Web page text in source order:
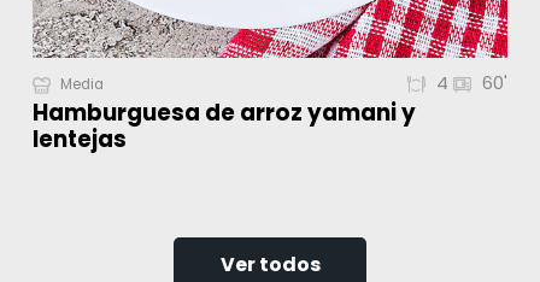
Media 4 60'
Hamburguesa de arroz yamani y
lentejas
Ver todos